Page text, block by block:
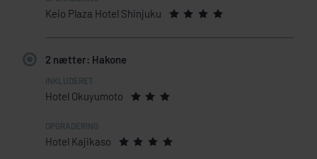
Keio Plaza Hotel Shinjuku
2 nætter: Hakone
Hotel Okuyumoto
Hotel Kajikaso